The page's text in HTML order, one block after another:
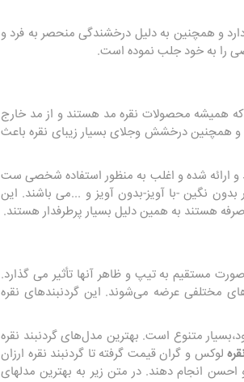
و همچنین به دلیل درخشندگی منحصر به فرد و
را به خود جلب نموده است.
همیشه محصولات نقره مد هستند و از مد خارج
و همچنین درخشش وجلای بسیار زیبای نقره باعث
و ارائه شده و اغلب به منظور استفاده شخصی ست
نگین -با آویز-بدون آویز و ...می باشند. این
هستند به همین دلیل بسیار پرطرفدار هستند.
مستقیم به تیپ و ظاهر آنها تأثیر می گذارد.
مختلفی عرضه می‌شوند. این گردنبندهای نقره
متنوع است. بهترین مدل‌های گردنبند نقره
لوکس و گران قیمت گرفته تا گردنبند نقره ارزان
احسن انجام دهند. در متن زیر به بهترین مدلهای